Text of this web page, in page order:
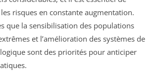
risques en constante augmentation.
que la sensibilisation des populations
et l’amélioration des systèmes de
sont des priorités pour anticiper